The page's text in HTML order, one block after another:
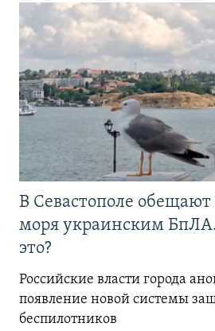
В Севастополе обещают
моря украинским
это?
Российские власти города
появление новой системы
беспилотников